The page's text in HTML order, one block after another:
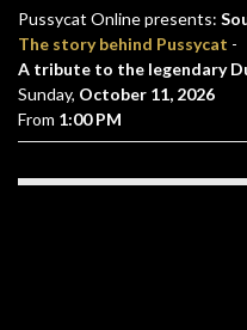
Pussycat Online presents:
The story behind Pussycat -
A tribute to the legendary
Sunday, October 11, 2026
From 1:00 PM